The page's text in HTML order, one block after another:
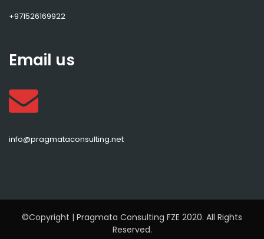
+971526169922
Email us
info@pragmataconsulting.net
©Copyright | Pragmata Consulting FZE 2020. All Rights
Reserved.